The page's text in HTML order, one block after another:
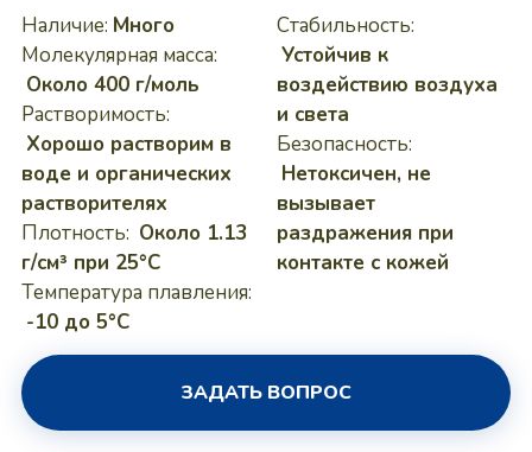
Наличие: Много
Молекулярная масса:
Около 400 г/моль
Растворимость:
Хорошо растворим в
воде и органических
растворителях
Плотность: Около 1.13
г/см³ при 25°C
Температура плавления:
-10 до 5°C
Стабильность:
Устойчив к
воздействию воздуха
и света
Безопасность:
Нетоксичен, не
вызывает
раздражения при
контакте с кожей
ЗАДАТЬ ВОПРОС